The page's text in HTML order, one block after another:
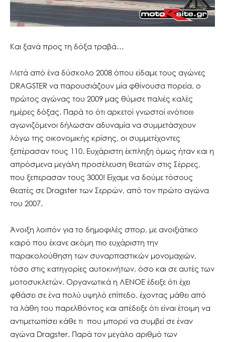
Και ξανά προς τη δόξα τραβά…
Μετά από ένα δύσκολο 2008 όπου είδαμε τους αγώνες
DRAGSTER να παρουσιάζουν μία φθίνουσα πορεία, ο
πρώτος αγώνας του 2009 μας θύμισε παλιές καλές
ημέρες δόξας. Παρά το ότι αρκετοί γνωστοί «νότιοι»
αγωνιζόμενοι δήλωσαν αδυναμία να συμμετάσχουν
λόγω της οικονομικής κρίσης, οι συμμετέχοντες
ξεπέρασαν τους 110. Ευχάριστη έκπληξη όμως ήταν και η
απρόσμενα μεγάλη προσέλευση θεατών στις Σέρρες,
που ξεπερασαν τους 3000! Είχαμε να δούμε τόσους
θεατές σε Dragster των Σερρών, από τον πρώτο αγώνα
του 2007.
Άνοιξη λοιπόν για το δημοφιλές σπορ, με ανοιξιάτικο
καιρό που έκανε ακόμη πιο ευχάριστη την
παρακολούθηση των συναρπαστικών μονομαχιών,
τόσο στις κατηγορίες αυτοκινήτων, όσο και σε αυτές των
μοτοσυκλετών. Οργανωτικά η ΛΕΝΟΕ έδειξε ότι έχει
φθάσει σε ένα πολύ υψηλό επίπεδο, έχοντας μάθει από
τα λάθη του παρελθόντος και απέδειξε ότι είναι έτοιμη να
αντιμετωπίσει κάθε τι που μπορεί να συμβεί σε έναν
αγώνα Dragster. Παρά τον μεγάλο αριθμό των